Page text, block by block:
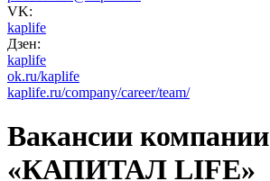
VK:
kaplife
Дзен:
kaplife
ok.ru/kaplife
kaplife.ru/company/career/team/
Вакансии компании
«КАПИТАЛ LIFE»